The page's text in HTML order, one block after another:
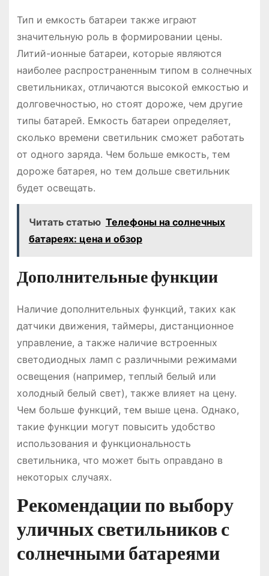
Тип и емкость батареи также играют
значительную роль в формировании цены.
Литий-ионные батареи, которые являются
наиболее распространенным типом в солнечных
светильниках, отличаются высокой емкостью и
долговечностью, но стоят дороже, чем другие
типы батарей. Емкость батареи определяет,
сколько времени светильник сможет работать
от одного заряда. Чем больше емкость, тем
дороже батарея, но тем дольше светильник
будет освещать.
Читать статью Телефоны на солнечных
батареях: цена и обзор
Дополнительные функции
Наличие дополнительных функций, таких как
датчики движения, таймеры, дистанционное
управление, а также наличие встроенных
светодиодных ламп с различными режимами
освещения (например, теплый белый или
холодный белый свет), также влияет на цену.
Чем больше функций, тем выше цена. Однако,
такие функции могут повысить удобство
использования и функциональность
светильника, что может быть оправдано в
некоторых случаях.
Рекомендации по выбору
уличных светильников с
солнечными батареями